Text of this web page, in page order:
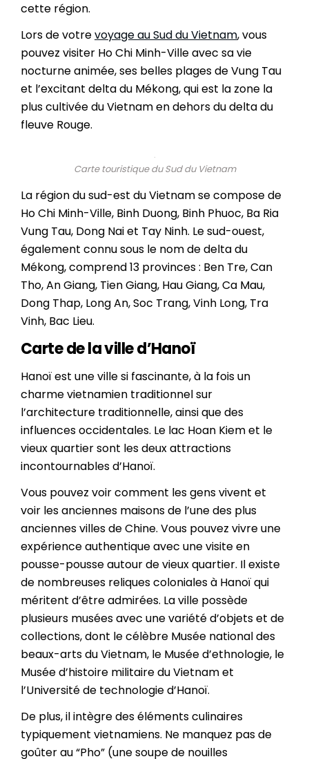
cette région.
Lors de votrevoyage au Sud du Vietnam, vous
pouvez visiter Ho Chi Minh-Ville avec sa vie
nocturne animée, ses belles plages de Vung Tau
et l’excitant delta du Mékong, qui est la zone la
plus cultivée du Vietnam en dehors du delta du
fleuve Rouge.
Carte touristique du Sud du Vietnam
La région du sud-est du Vietnam se compose de
Ho Chi Minh-Ville, Binh Duong, Binh Phuoc, Ba Ria
Vung Tau, Dong Nai et Tay Ninh. Le sud-ouest,
également connu sous le nom de delta du
Mékong, comprend 13 provinces : Ben Tre, Can
Tho, An Giang, Tien Giang, Hau Giang, Ca Mau,
Dong Thap, Long An, Soc Trang, Vinh Long, Tra
Vinh, Bac Lieu.
Carte de la ville d’Hanoï
Hanoï est une ville si fascinante, à la fois un
charme vietnamien traditionnel sur
l’architecture traditionnelle, ainsi que des
influences occidentales. Le lac Hoan Kiem et le
vieux quartier sont les deux attractions
incontournables d’Hanoï.
Vous pouvez voir comment les gens vivent et
voir les anciennes maisons de l’une des plus
anciennes villes de Chine. Vous pouvez vivre une
expérience authentique avec une visite en
pousse-pousse autour de vieux quartier. Il existe
de nombreuses reliques coloniales à Hanoï qui
méritent d’être admirées. La ville possède
plusieurs musées avec une variété d’objets et de
collections, dont le célèbre Musée national des
beaux-arts du Vietnam, le Musée d’ethnologie, le
Musée d’histoire militaire du Vietnam et
l’Université de technologie d’Hanoï.
De plus, il intègre des éléments culinaires
typiquement vietnamiens. Ne manquez pas de
goûter au “Pho” (une soupe de nouilles